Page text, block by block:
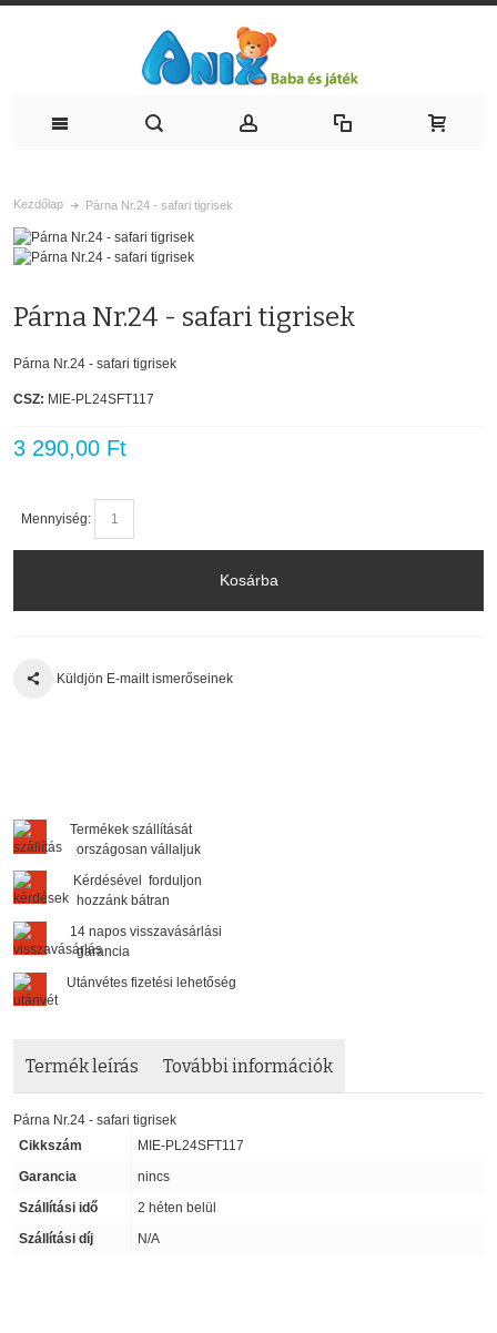
Kezdőlap Párna Nr.24 - safari tigrisek
Párna Nr.24 - safari tigrisek
Párna Nr.24 - safari tigrisek
CSZ: MIE-PL24SFT117
3 290,00 Ft
Mennyiség:
Kosárba
Küldjön E-mailt ismerőseinek
Termékek szállítását
országosan vállaljuk
Kérdésével forduljon
hozzánk bátran
14 napos visszavásárlási
garancia
Utánvétes fizetési lehetőség
Termék leírás További információk
Párna Nr.24 - safari tigrisek
Cikkszám
MIE-PL24SFT117
Garancia
nincs
Szállítási idő
2 héten belül
Szállítási díj
N/A